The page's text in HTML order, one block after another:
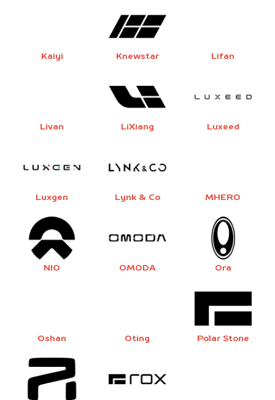
Kaiyi Knewstar Lifan
Livan LiXiang Luxeed
Luxgen Lynk & Co MHERO
NIO OMODA Ora
Oshan Oting Polar Stone